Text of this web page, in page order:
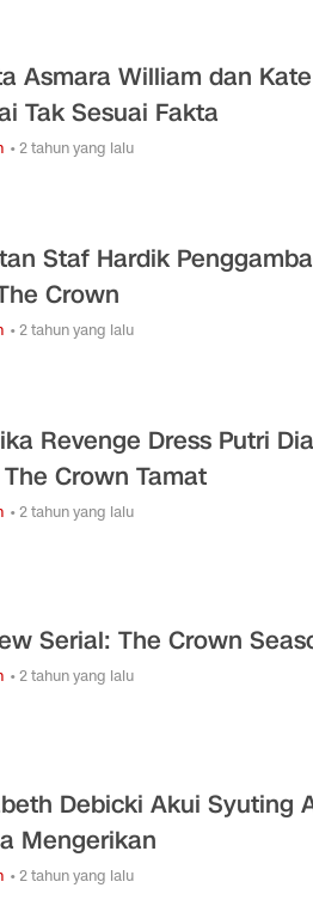
Asmara William dan
Tak Sesuai Fakta
• 2 tahun yang lalu
Staf Hardik
Crown
• 2 tahun yang lalu
Revenge Dress Putri
Crown Tamat
• 2 tahun yang lalu
Serial: The Crown
• 2 tahun yang lalu
Debicki Akui Syuting
Mengerikan
• 2 tahun yang lalu